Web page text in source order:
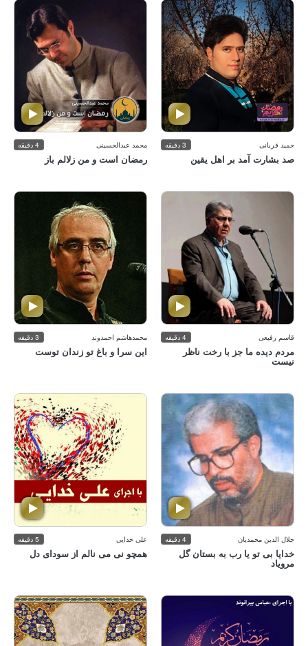
حمید قربانی 3 دقیقه
صد بشارت آمد بر اهل یقین
محمد عبدالحسینی 4 دقیقه
رمضان است و من زلالم باز
قاسم رفیعی 4 دقیقه
مردم دیده ما جز با رخت ناظر نیست
محمدهاشم احمدوند 3 دقیقه
این سرا و باغ تو زندان توست
جلال الدین محمدیان 4 دقیقه
خدایا بی تو یا رب به بستان گل
مرویاد
علی خدایی 5 دقیقه
همچو نی می نالم از سودای دل